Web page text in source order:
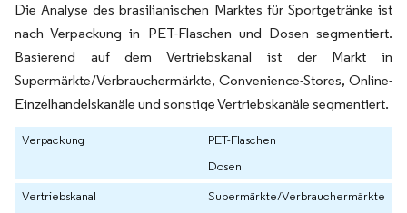
Die Analyse des brasilianischen Marktes für Sportgetränke ist
nach Verpackung in PET-Flaschen und Dosen segmentiert.
Basierend auf dem Vertriebskanal ist der Markt in
Supermärkte/Verbrauchermärkte, Convenience-Stores, Online-
Einzelhandelskanäle und sonstige Vertriebskanäle segmentiert.
Verpackung
PET-Flaschen
Dosen
Vertriebskanal
Supermärkte/Verbrauchermärkte